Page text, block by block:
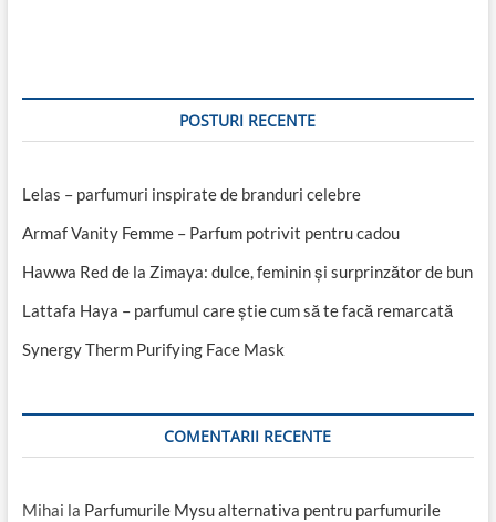
POSTURI RECENTE
Lelas – parfumuri inspirate de branduri celebre
Armaf Vanity Femme – Parfum potrivit pentru cadou
Hawwa Red de la Zimaya: dulce, feminin și surprinzător de bun
Lattafa Haya – parfumul care știe cum să te facă remarcată
Synergy Therm Purifying Face Mask
COMENTARII RECENTE
Mihai la Parfumurile Mysu alternativa pentru parfumurile